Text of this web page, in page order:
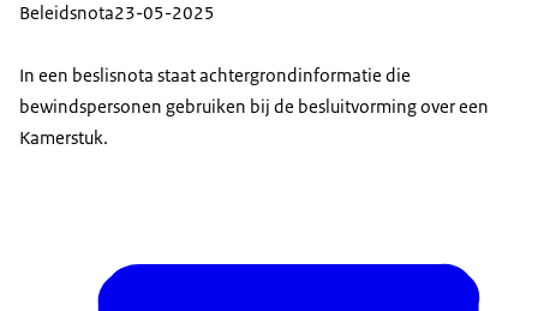
Beleidsnota23-05-2025
In een beslisnota staat achtergrondinformatie die
bewindspersonen gebruiken bij de besluitvorming over een
Kamerstuk.